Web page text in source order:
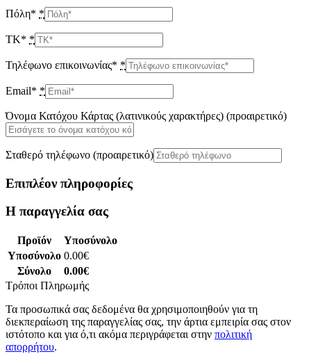
Πόλη* *
ΤΚ* *
Τηλέφωνο επικοινωνίας* *
Email* *
Όνομα Κατόχου Κάρτας (λατινικούς χαρακτήρες) (προαιρετικό)
Σταθερό τηλέφωνο (προαιρετικό)
Επιπλέον πληροφορίες
Η παραγγελία σας
Προϊόν
Υποσύνολο
Υποσύνολο 0.00€
Σύνολο
0.00€
Τρόποι Πληρωμής
Τα προσωπικά σας δεδομένα θα χρησιμοποιηθούν για τη
διεκπεραίωση της παραγγελίας σας, την άρτια εμπειρία σας στον
ιστότοπο και για ό,τι ακόμα περιγράφεται στην πολιτική
απορρήτου.